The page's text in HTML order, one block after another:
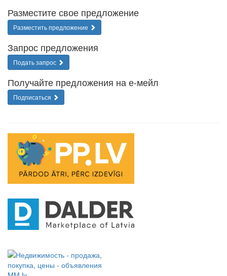
Разместите свое предложение
Разместить предложение
Запрос предложения
Подать запрос
Получайте предложения на е-мейл
Подписаться